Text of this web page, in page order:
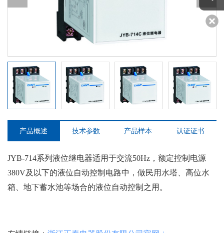
JYB-714系列液位继电器
产品概述 技术参数 产品样本 认证证书
JYB-714系列液位继电器适用于交流50Hz，额定控制电源
380V及以下的液位自动控制电路中，做民用水塔、高位水
箱、地下蓄水池等场合的液位自动控制之用。